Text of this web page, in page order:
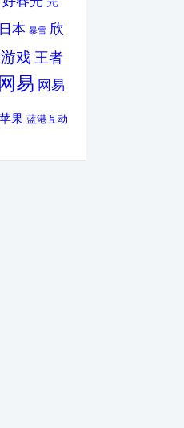
日本 暴雪 欣
戏 王者
网易 网易
苹果 蓝港互动